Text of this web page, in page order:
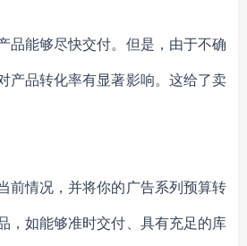
品能够尽快交付。但是，由于不确
产品转化率有显著影响。这给了卖
前情况，并将你的广告系列预算转
，如能够准时交付、具有充足的库